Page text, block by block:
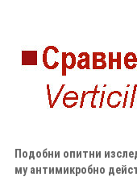
Подобни опитни
му антимикробно